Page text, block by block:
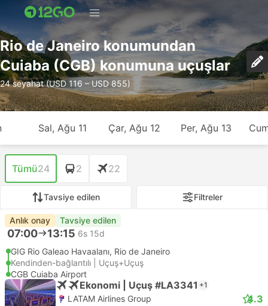
Rio de Janeiro konumundan
Cuiaba (CGB) konumuna uçuşlar
24 seyahat (USD 116 – USD 855)
Sal, Ağu 11 Çar, Ağu 12 Per, Ağu 13
Tümü24 2 22
Tavsiye edilen Filtreler
Anlık onay Tavsiye edilen
07:00 13:15 6s 15d
GIG Rio Galeao Havaalanı, Rio de Janeiro
Kendinden-bağlantılı | Uçuş+Uçuş
CGB Cuiaba Airport
Ekonomi | Uçuş #LA3341 +1
LATAM Airlines Group 4.3